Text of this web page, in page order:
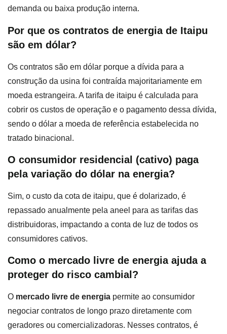
demanda ou baixa produção interna.
Por que os contratos de energia de Itaipu
são em dólar?
Os contratos são em dólar porque a dívida para a
construção da usina foi contraída majoritariamente em
moeda estrangeira. A tarifa de itaipu é calculada para
cobrir os custos de operação e o pagamento dessa dívida,
sendo o dólar a moeda de referência estabelecida no
tratado binacional.
O consumidor residencial (cativo) paga
pela variação do dólar na energia?
Sim, o custo da cota de itaipu, que é dolarizado, é
repassado anualmente pela aneel para as tarifas das
distribuidoras, impactando a conta de luz de todos os
consumidores cativos.
Como o mercado livre de energia ajuda a
proteger do risco cambial?
O mercado livre de energia permite ao consumidor
negociar contratos de longo prazo diretamente com
geradores ou comercializadoras. Nesses contratos, é